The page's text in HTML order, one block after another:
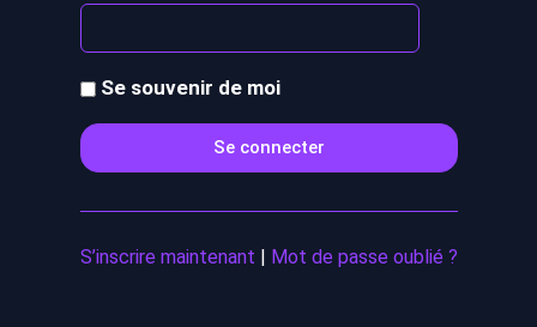
Se souvenir de moi
S’inscrire maintenant | Mot de passe oublié ?